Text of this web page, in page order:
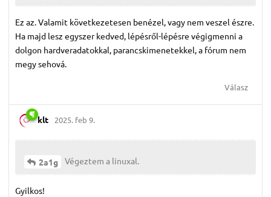
Ez az. Valamit következetesen benézel, vagy nem veszel észre.
Ha majd lesz egyszer kedved, lépésről-lépésre végigmenni a
dolgon hardveradatokkal, parancskimenetekkel, a fórum nem
megy sehová.
Válasz
klt 2025. feb 9.
2a1g Végeztem a linuxal.
Gyilkos!